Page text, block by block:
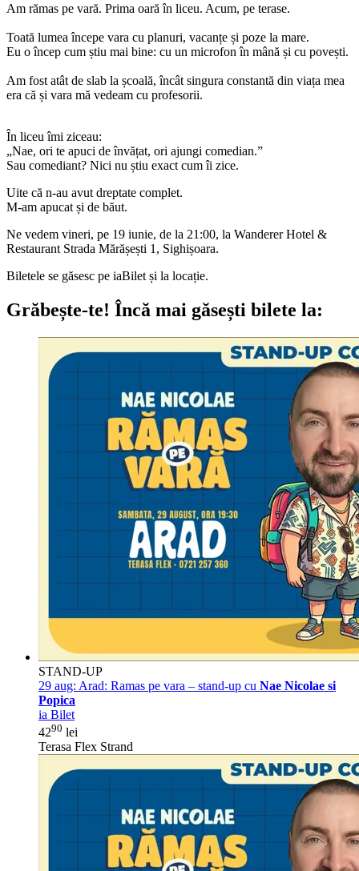
Am rămas pe vară. Prima oară în liceu. Acum, pe terase.
Toată lumea începe vara cu planuri, vacanțe și poze la mare.
Eu o încep cum știu mai bine: cu un microfon în mână și cu povești.
Am fost atât de slab la școală, încât singura constantă din viața mea
era că și vara mă vedeam cu profesorii.
În liceu îmi ziceau:
„Nae, ori te apuci de învățat, ori ajungi comedian.”
Sau comediant? Nici nu știu exact cum îi zice.
Uite că n-au avut dreptate complet.
M-am apucat și de băut.
Ne vedem vineri, pe 19 iunie, de la 21:00, la Wanderer Hotel &
Restaurant Strada Mărășești 1, Sighișoara.
Biletele se găsesc pe iaBilet și la locație.
Grăbește-te! Încă mai găsești bilete la:
STAND-UP
29 aug: Arad: Ramas pe vara – stand-up cu Nae Nicolae si
Popica
ia Bilet
4290 lei
Terasa Flex Strand